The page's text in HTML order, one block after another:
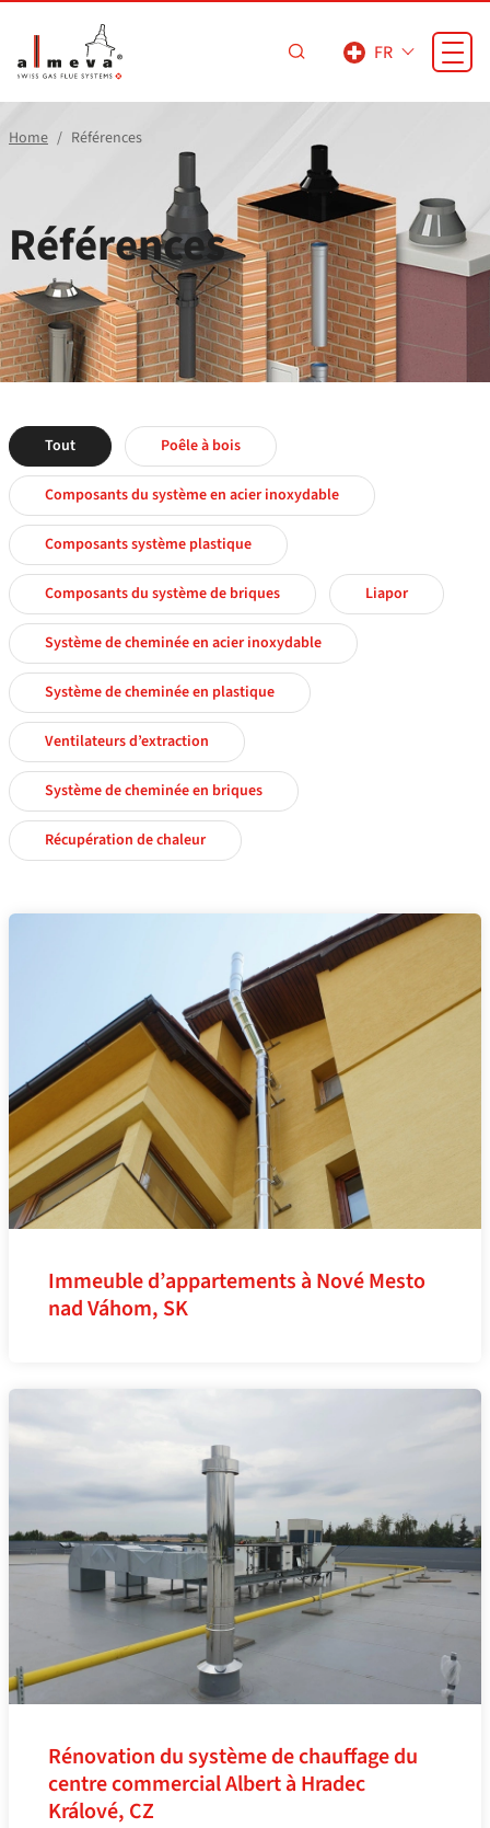
FR
Home Références
Références
Tout Poêle à bois
Composants du système en acier inoxydable
Composants système plastique
Composants du système de briques Liapor
Système de cheminée en acier inoxydable
Système de cheminée en plastique
Ventilateurs d’extraction
Système de cheminée en briques
Récupération de chaleur
Immeuble d’appartements à Nové Mesto
nad Váhom, SK
Rénovation du système de chauffage du
centre commercial Albert à Hradec
Králové, CZ